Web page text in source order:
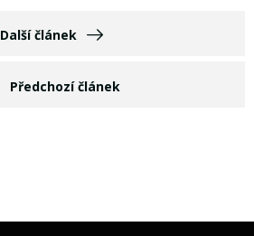
Předchozí článek
Další článek